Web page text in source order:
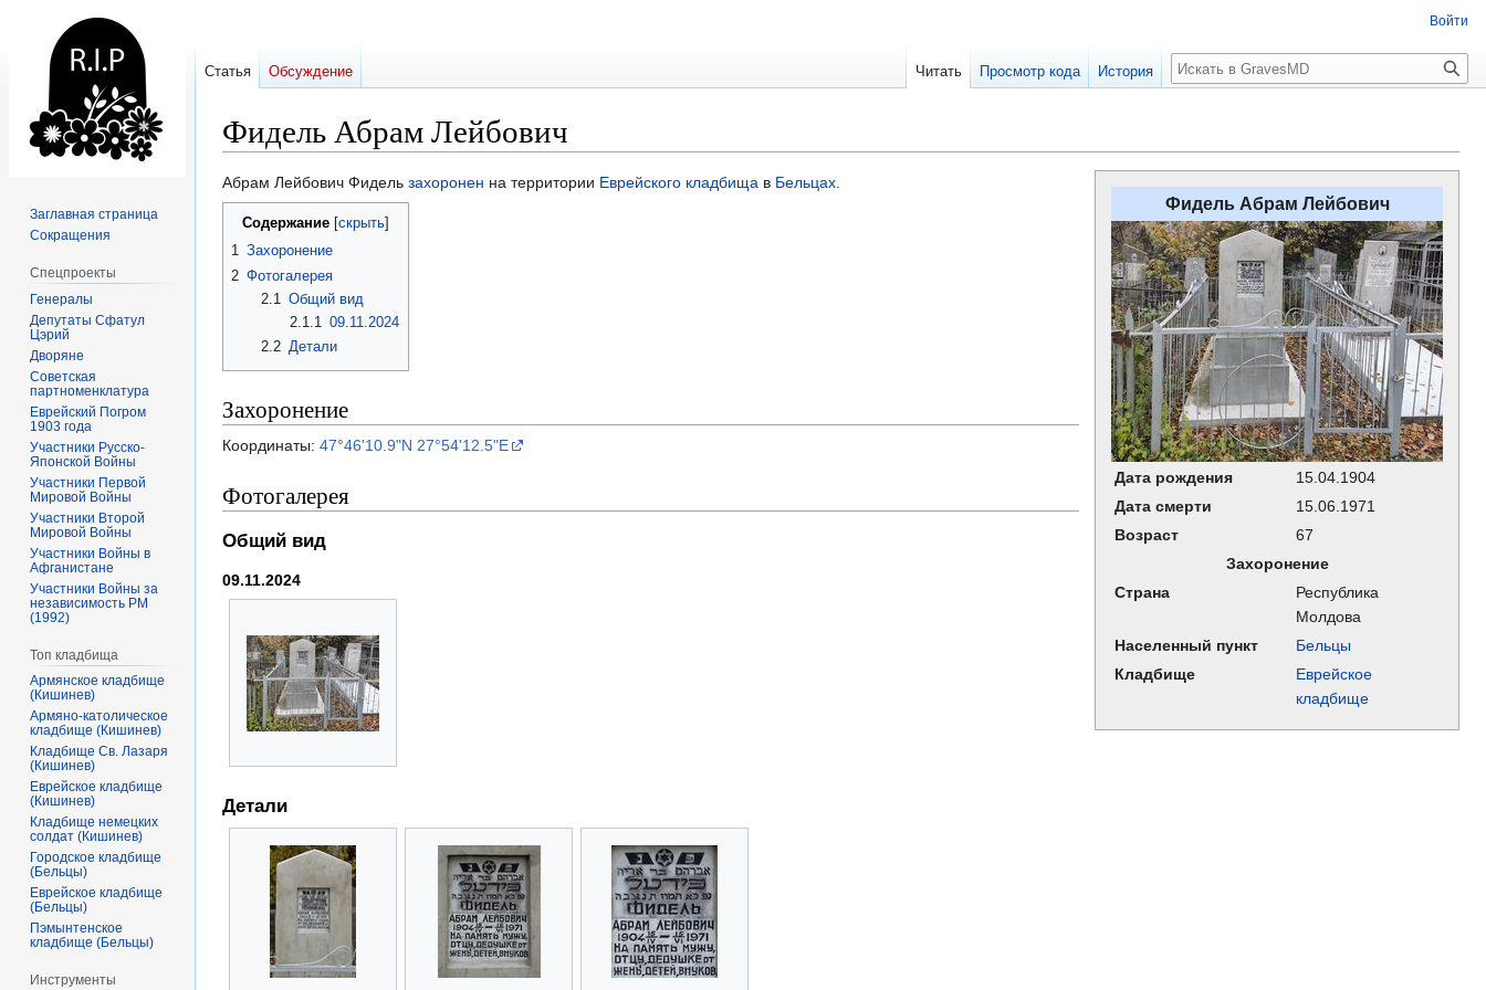
Фидель Абрам Лейбович
Перейти
к
навигации
Перейти
к
поиску
Фидель Абрам Лейбович
Дата рождения
15.04.1904
Дата смерти
15.06.1971
Возраст
67
Захоронение
Страна
Республика
Молдова
Населенный пункт
Бельцы
Кладбище
Еврейское
кладбище
Абрам Лейбович Фидель захоронен на территории Еврейского кладбища в Бельцах.
Содержание
1 Захоронение
2 Фотогалерея
2.1
Общий вид
2.1.1
09.11.2024
2.2 Детали
Захоронение
Координаты: 47°46'10.9"N 27°54'12.5"E
Фотогалерея
Общий вид
09.11.2024
Детали
Войти
Статья Обсуждение Читать Просмотр кода История
Заглавная страница
Сокращения
Спецпроекты
Генералы
Депутаты Сфатул
Цэрий
Дворяне
Советская
партноменклатура
Еврейский Погром
1903 года
Участники Русско-
Японской Войны
Участники Первой
Мировой Войны
Участники Второй
Мировой Войны
Участники Войны в
Афганистане
Участники Войны за
независимость РМ
(1992)
Топ кладбища
Армянское кладбище
(Кишинев)
Армяно-католическое
кладбище (Кишинев)
Кладбище Св. Лазаря
(Кишинев)
Еврейское кладбище
(Кишинев)
Кладбище немецких
солдат (Кишинев)
Городское кладбище
(Бельцы)
Еврейское кладбище
(Бельцы)
Пэмынтенское
кладбище (Бельцы)
Инструменты